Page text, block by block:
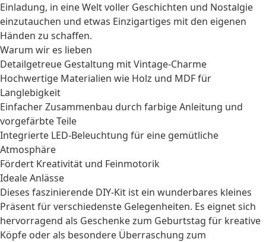
Einladung, in eine Welt voller Geschichten und Nostalgie
einzutauchen und etwas Einzigartiges mit den eigenen
Händen zu schaffen.
Warum wir es lieben
Detailgetreue Gestaltung mit Vintage-Charme
Hochwertige Materialien wie Holz und MDF für
Langlebigkeit
Einfacher Zusammenbau durch farbige Anleitung und
vorgefärbte Teile
Integrierte LED-Beleuchtung für eine gemütliche
Atmosphäre
Fördert Kreativität und Feinmotorik
Ideale Anlässe
Dieses faszinierende DIY-Kit ist ein wunderbares kleines
Präsentfür verschiedenste Gelegenheiten. Es eignet sich
hervorragend als Geschenke zum Geburtstag für kreative
Köpfe oder als besondere Überraschung zum